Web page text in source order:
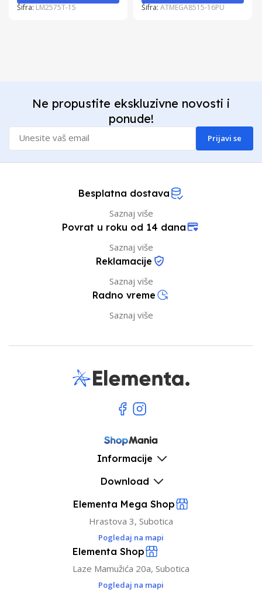
Šifra: LM2575T-15 Šifra:ATMEGA8515-16PU
Ne propustite ekskluzivne novosti i
ponude!
Prijavi se
Besplatna dostava
Saznaj više
Povrat u roku od 14 dana
Saznaj više
Reklamacije
Saznaj više
Radno vreme
Saznaj više
Informacije
Download
Elementa Mega Shop
Hrastova 3, Subotica
Pogledaj na mapi
Elementa Shop
Laze Mamužića 20a, Subotica
Pogledaj na mapi